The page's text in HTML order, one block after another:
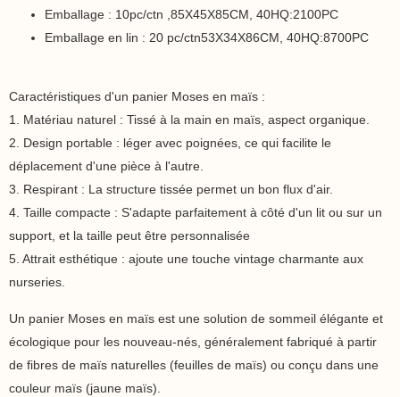
Emballage : 10pc/ctn ,85X45X85CM, 40HQ:2100PC
Emballage en lin : 20 pc/ctn53X34X86CM, 40HQ:8700PC
Caractéristiques d'un panier Moses en maïs :
1. Matériau naturel : Tissé à la main en maïs, aspect organique.
2. Design portable : léger avec poignées, ce qui facilite le
déplacement d'une pièce à l'autre.
3. Respirant : La structure tissée permet un bon flux d'air.
4. Taille compacte : S'adapte parfaitement à côté d'un lit ou sur un
support, et la taille peut être personnalisée
5. Attrait esthétique : ajoute une touche vintage charmante aux
nurseries.
Un panier Moses en maïs est une solution de sommeil élégante et
écologique pour les nouveau-nés, généralement fabriqué à partir
de fibres de maïs naturelles (feuilles de maïs) ou conçu dans une
couleur maïs (jaune maïs).